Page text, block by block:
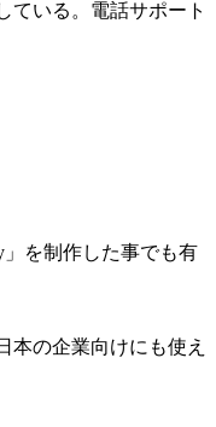
ている。電話サポート
」を制作した事でも有
本の企業向けにも使え